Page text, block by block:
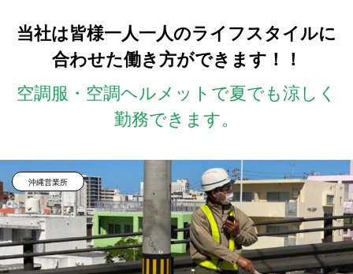
当社は皆様一人一人のライフスタイルに
合わせた働き方ができます！！
空調服・空調ヘルメットで夏でも涼しく
勤務できます。
沖縄営業所